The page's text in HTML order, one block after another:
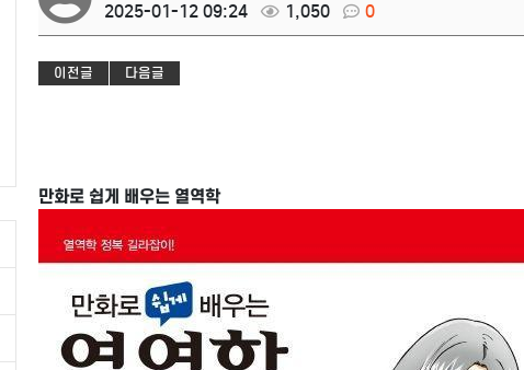
2025-01-12 09:24
1,050 0
이전글 다음글
만화로 쉽게 배우는 열역학